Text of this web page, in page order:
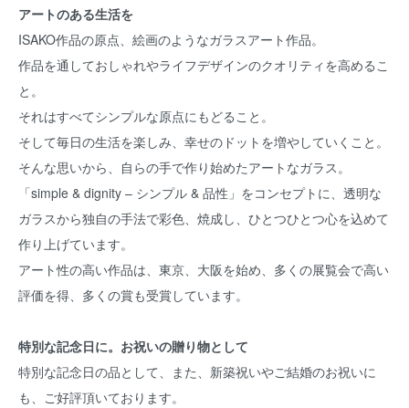
アートのある生活を
ISAKO作品の原点、絵画のようなガラスアート作品。
作品を通しておしゃれやライフデザインのクオリティを高めるこ
と。
それはすべてシンプルな原点にもどること。
そして毎日の生活を楽しみ、幸せのドットを増やしていくこと。
そんな思いから、自らの手で作り始めたアートなガラス。
「simple & dignity – シンプル & 品性」をコンセプトに、透明な
ガラスから独自の手法で彩色、焼成し、ひとつひとつ心を込めて
作り上げています。
アート性の高い作品は、東京、大阪を始め、多くの展覧会で高い
評価を得、多くの賞も受賞しています。
特別な記念日に。お祝いの贈り物として
特別な記念日の品として、また、新築祝いやご結婚のお祝いに
も、ご好評頂いております。